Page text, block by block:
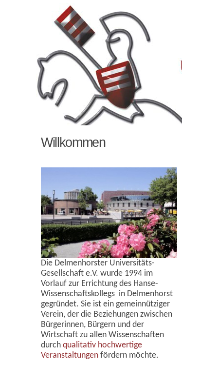
Willkommen
Die Delmenhorster Universitäts-
Gesellschaft e.V. wurde 1994 im
Vorlauf zur Errichtung des Hanse-
Wissenschaftskollegs in Delmenhorst
gegründet. Sie ist ein gemeinnütziger
Verein, der die Beziehungen zwischen
Bürgerinnen, Bürgern und der
Wirtschaft zu allen Wissenschaften
durch qualitativ hochwertige
Veranstaltungen fördern möchte.